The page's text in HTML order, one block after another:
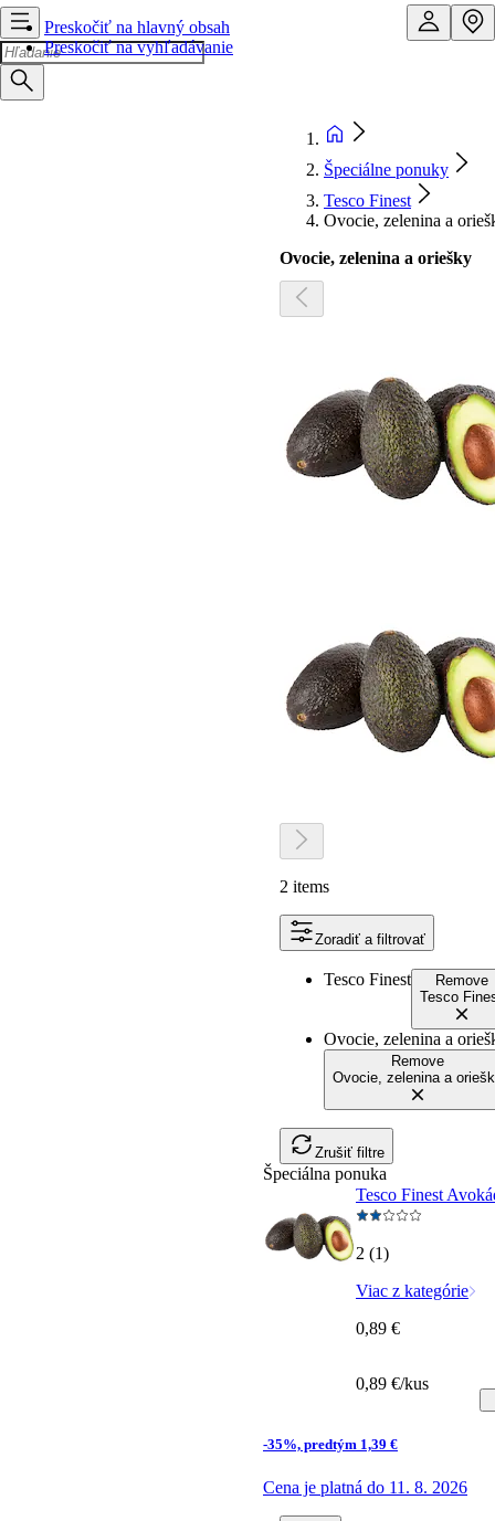
Preskočiť na hlavný obsah
Preskočiť na vyhľadávanie
Špeciálne ponuky
Tesco Finest
Ovocie, zelenina a
Ovocie, zelenina a oriešky
2 items
Zoradiť a filtrovať
Tesco Finest
Remove
Tesco
Ovocie, zelenina a
Remove
Ovocie, zelenina a
Zrušiť filtre
Špeciálna ponuka
Tesco Finest
2 (1)
Viac z kategórie
-35%, predtým 1,39 €
Cena je platná do 11. 8. 2026
0,89 €
0,89 €/kus